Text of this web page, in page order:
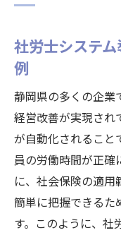
社労士システ
例
静岡県の多くの企業
経営改善が実現され
が自動化されること
員の労働時間が正確
に、社会保険の適用
簡単に把握できるた
す。このように、社